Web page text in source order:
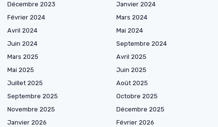
Décembre 2023
Janvier 2024
Février 2024
Mars 2024
Avril 2024
Mai 2024
Juin 2024
Septembre 2024
Mars 2025
Avril 2025
Mai 2025
Juin 2025
Juillet 2025
Août 2025
Septembre 2025
Octobre 2025
Novembre 2025
Décembre 2025
Janvier 2026
Février 2026